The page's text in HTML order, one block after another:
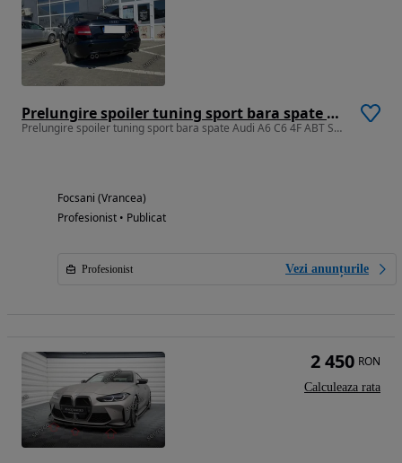
Prelungire spoiler tuning sport bara spate Audi A6 C6 4F ABT Sedan S line RS6 S6 2004-2008 ver. 2
Prelungire spoiler tuning sport bara spate Audi A6 C6 4F ABT Sedan S line RS6 S6 2004-2008 ver. 2
Focsani (Vrancea)
Profesionist • Publicat
Profesionist Vezi anunțurile
2 450 RON
Calculeaza rata